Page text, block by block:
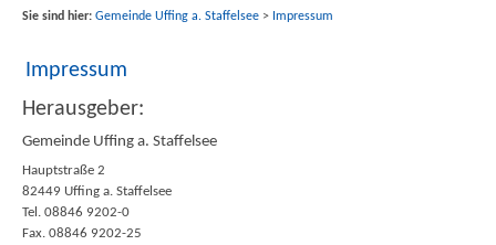
Sie sind hier: Gemeinde Uffing a. Staffelsee> Impressum
Impressum
Herausgeber:
Gemeinde Uffing a. Staffelsee
Hauptstraße 2
82449 Uffing a. Staffelsee
Tel. 08846 9202-0
Fax. 08846 9202-25